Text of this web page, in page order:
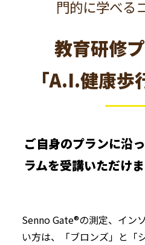
教育研修
「A.I.健康歩
ご自身のプランに沿
ラムを受講いただけ
Senno Gate®の測定、イン
い方は、「ブロンズ」と「